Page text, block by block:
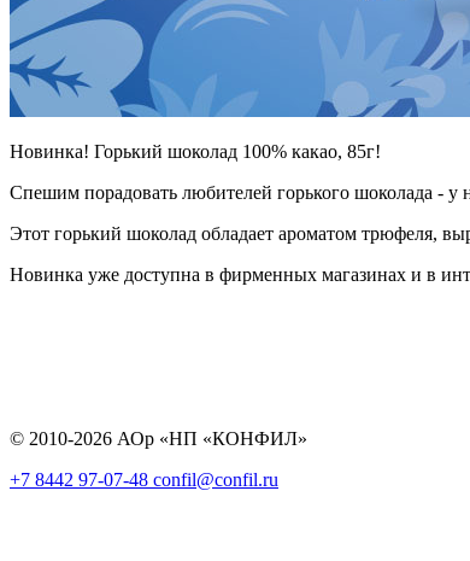
Новинка! Горький шоколад 100% какао, 85г!
Спешим порадовать любителей горького шоколада -
Этот горький шоколад обладает ароматом трюфеля,
Новинка уже доступна в фирменных магазинах и в
© 2010-2026 АОр «НП «КОНФИЛ»
+7 8442 97-07-48 confil@confil.ru